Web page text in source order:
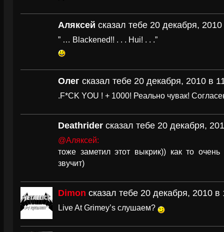
Аляксей сказал тебе 20 декабря,
” … Blackened!! . . . Hui! . . .”
Олег сказал тебе 20 декабря, 2010 в
.F*CK YOU ! + 1000! Реально чувак!
Deathrider сказал тебе 20 декабря,
@Аляксей:
тоже заметил этот выкрик)) как то
звучит)
Dimon сказал тебе 20 декабря, 2010 в
Live At Grimey’s слушаем?